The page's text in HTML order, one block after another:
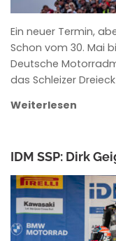
Ein neuer Termin,
Schon vom 30. Mai
Deutsche
das Schleizer
Weiterlesen
IDM SSP: Dirk
ANKE WIECZOREK